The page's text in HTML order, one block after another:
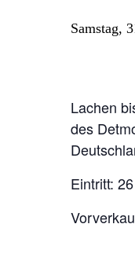
Samstag,
Lachen
des
Eintritt: